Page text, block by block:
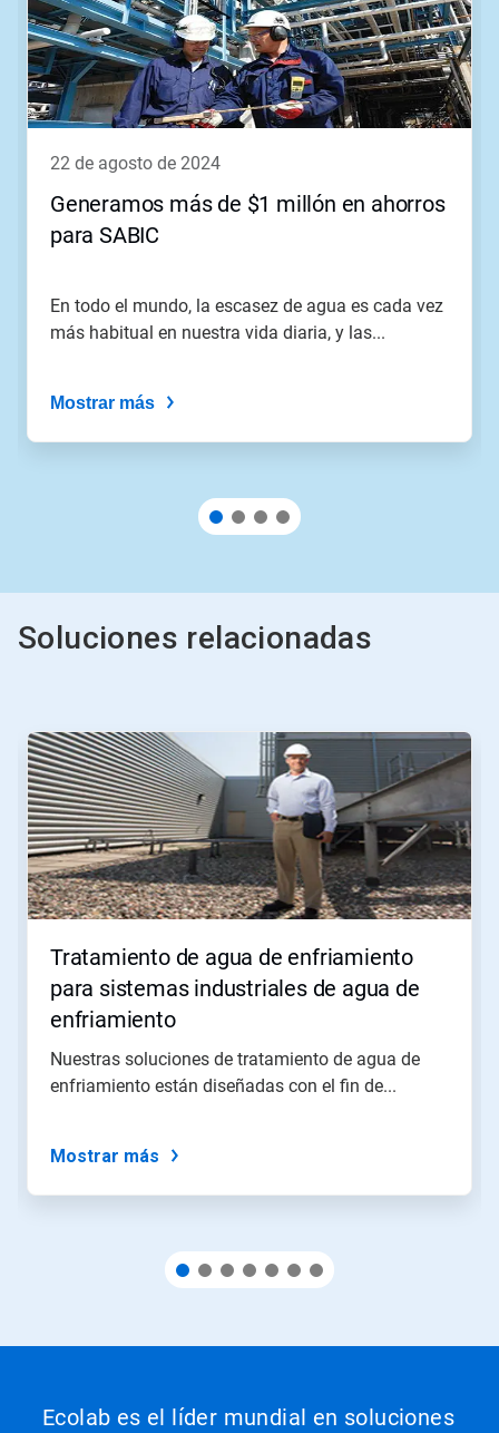
Use
los
botones
Siguiente
Anterior
navegar,
utilizando
puntos
diapositiva.
22 de agosto de 2024
Generamos más de $1 millón en ahorros
para SABIC
En todo el mundo, la escasez de agua es cada vez
más habitual en nuestra vida diaria, y las...
Mostrar más
Soluciones relacionadas
Esto
es
un
carrusel.
Use
los
botones
Siguiente
Anterior
navegar,
diapositiva
utilizando
diapositiva.
Tratamiento de agua de enfriamiento
para sistemas industriales de agua de
enfriamiento
Nuestras soluciones de tratamiento de agua de
enfriamiento están diseñadas con el fin de...
Mostrar más
Ecolab es el líder mundial en soluciones